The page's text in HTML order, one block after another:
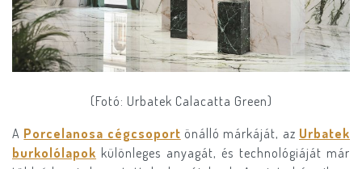
(Fotó: Urbatek Calacatta Green)
A Porcelanosa cégcsoport önálló márkáját, az Urbatek
burkolólapok különleges anyagát, és technológiáját már